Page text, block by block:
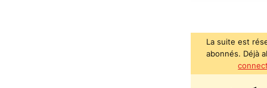
La suite est
abonnés. Déjà